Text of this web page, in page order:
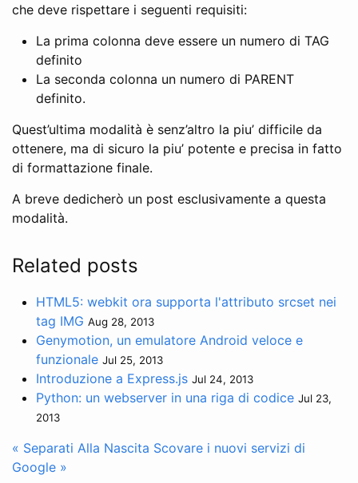
che deve rispettare i seguenti requisiti:
La prima colonna deve essere un numero di TAG
definito
La seconda colonna un numero di PARENT
definito.
Quest’ultima modalità è senz’altro la piu’ difficile da
ottenere, ma di sicuro la piu’ potente e precisa in fatto
di formattazione finale.
A breve dedicherò un post esclusivamente a questa
modalità.
Related posts
HTML5: webkit ora supporta l'attributo srcset nei
tag IMG Aug 28, 2013
Genymotion, un emulatore Android veloce e
funzionale Jul 25, 2013
Introduzione a Express.js Jul 24, 2013
Python: un webserver in una riga di codice Jul 23,
2013
« Separati Alla Nascita Scovare i nuovi servizi di
Google »